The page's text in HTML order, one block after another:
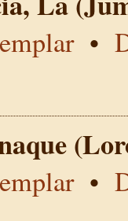
•
•